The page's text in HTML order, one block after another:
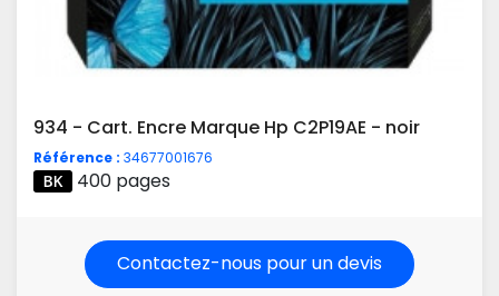
934 - Cart. Encre Marque Hp C2P19AE - noir
Référence : 34677001676
400 pages
Contactez-nous pour un devis